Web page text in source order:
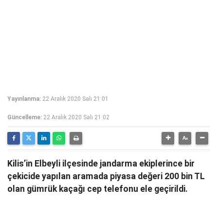
Yayınlanma: 22 Aralık 2020 Salı 21:01
Güncelleme: 22 Aralık 2020 Salı 21:02
Kilis’in Elbeyli ilçesinde jandarma ekiplerince bir
çekicide yapılan aramada piyasa değeri 200 bin TL
olan gümrük kaçağı cep telefonu ele geçirildi.